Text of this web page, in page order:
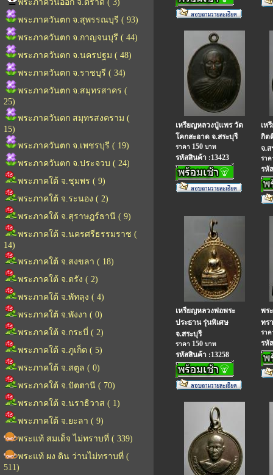
พระภาควันออก จ.ตราด ( 3)
พระภาควันตก จ.สุพรรณบุรี ( 93)
พระภาควันตก จ.กาญจนบุรี ( 44)
พระภาควันตก จ.นครปฐม ( 48)
พระภาควันตก จ.ราชบุรี ( 34)
พระภาควันตก จ.สมุทรสาคร (
25)
พระภาควันตก สมุทรสงคราม (
15)
พระภาควันตก จ.เพชรบุรี ( 19)
พระภาควันตก จ.ประจวบ ( 24)
พระภาคใต้ จ.ชุมพร ( 9)
พระภาคใต้ จ.ระนอง ( 2)
พระภาคใต้ จ.สุราษฎร์ธานี ( 9)
พระภาคใต้ จ.นครศรีธรรมราช (
14)
พระภาคใต้ จ.สงขลา ( 18)
พระภาคใต้ จ.ตรัง ( 2)
พระภาคใต้ จ.พัทลุง ( 4)
พระภาคใต้ จ.พังงา ( 0)
พระภาคใต้ จ.กระบี่ ( 2)
พระภาคใต้ จ.ภูเก็ต ( 5)
พระภาคใต้ จ.สตูล ( 0)
พระภาคใต้ จ.ปัตตานี ( 70)
พระภาคใต้ จ.นราธิวาส ( 1)
พระภาคใต้ จ.ยะลา ( 9)
พระแท้ สมเด็จ ไม่ทราบที่ ( 339)
พระแท้ ผง ดิน ว่านไม่ทราบที่ (
511)
เหรียญหลวงปู่แพร วัด
โคกสะอาด จ.สระบุรี
ราคา 150 บาท
รหัสสินค้า :13423
เห
กิต
จ.ส
รา
รหั
เหรียญหลวงพ่อพระ
ประธาน รุ่นพิเศษ
จ.สระบุรี
ราคา 150 บาท
รหัสสินค้า :13258
พร
ทร
รา
รหั